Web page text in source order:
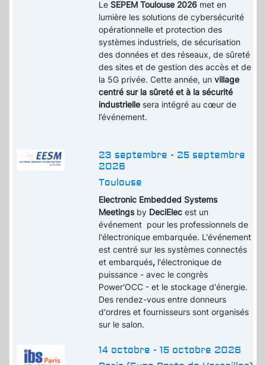
Le SEPEM Toulouse 2026 met en
lumière les solutions de cybersécurité
opérationnelle et protection des
systèmes industriels, de sécurisation
des données et des réseaux, de sûreté
des sites et de gestion des accès et de
la 5G privée. Cette année, unvillage
centré sur la sûreté et à la sécurité
industrielle sera intégré au cœur de
l’événement.
23 septembre - 25 septembre
2026
Toulouse
Electronic Embedded Systems
Meetingsby DeciElecest un
événement pour les professionnels de
l'électronique embarquée. L'événement
est centré sur les systèmes connectés
et embarqués, l'électronique de
puissance - avec le congrès
Power'OCC - et le stockage d'énergie.
Des rendez-vous entre donneurs
d'ordres et fournisseurs sont organisés
sur le salon.
14 octobre - 15 octobre 2026